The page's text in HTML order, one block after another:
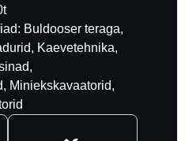
Buldooser teraga,
Kaevetehnika,
Miniekskavaatorid,